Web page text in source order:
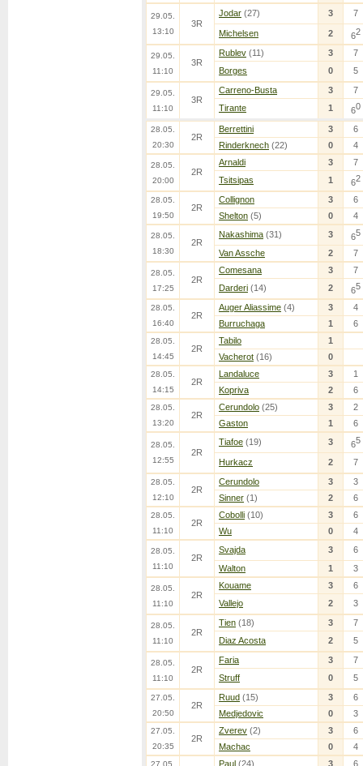
29.05.
13:10
3R
Jodar (27) 3 7
Michelsen 2 62
29.05.
11:10
3R
Rublev (11) 3
7
Borges
0 5
29.05.
11:10
3R
Carreno-Busta 3
7
Tirante
1 60
28.05.
20:30
2R
Berrettini 3
6
Rinderknech (22) 0 4
28.05.
20:00
2R
Arnaldi 3
7
Tsitsipas
1 62
28.05.
19:50
2R
Collignon 3
6
Shelton (5) 0 4
28.05.
18:30
2R
Nakashima (31) 3 65
Van Assche 2 7
28.05.
17:25
2R
Comesana 3
7
Darderi (14) 2 65
28.05.
16:40
2R
Auger Aliassime (4) 3
4
Burruchaga
1 6
28.05.
14:45
2R
Tabilo
1
Vacherot (16) 0
28.05.
14:15
2R
Landaluce 3
1
Kopriva
2 6
28.05.
13:20
2R
Cerundolo (25) 3
2
Gaston
1 6
28.05.
12:55
2R
Tiafoe (19) 3 65
Hurkacz 2 7
28.05.
12:10
2R
Cerundolo 3
3
Sinner (1) 2 6
28.05.
11:10
2R
Cobolli (10) 3
6
Wu
0 4
28.05.
11:10
2R
Svajda 3
6
Walton
1 3
28.05.
11:10
2R
Kouame 3
6
Vallejo
2 3
28.05.
11:10
2R
Tien (18) 3
7
Diaz Acosta
2 5
28.05.
11:10
2R
Faria 3
7
Struff
0 5
27.05.
20:50
2R
Ruud (15) 3
6
Medjedovic
0 3
27.05.
20:35
2R
Zverev (2) 3
6
Machac
0 4
27.05. Paul (24) 3 6